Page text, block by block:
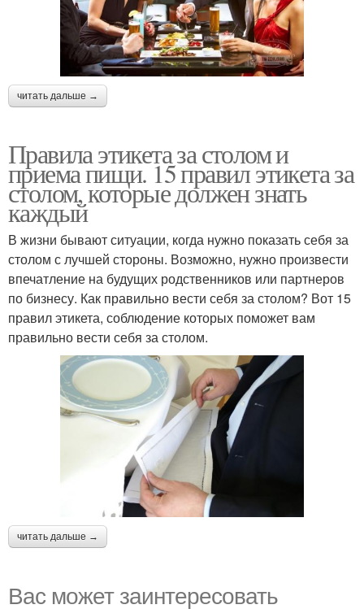
читать дальше →
Правила этикета за столом и
приема пищи. 15 правил этикета за
столом, которые должен знать
каждый
В жизни бывают ситуации, когда нужно показать себя за
столом с лучшей стороны. Возможно, нужно произвести
впечатление на будущих родственников или партнеров
по бизнесу. Как правильно вести себя за столом? Вот 15
правил этикета, соблюдение которых поможет вам
правильно вести себя за столом.
читать дальше →
Вас может заинтересовать